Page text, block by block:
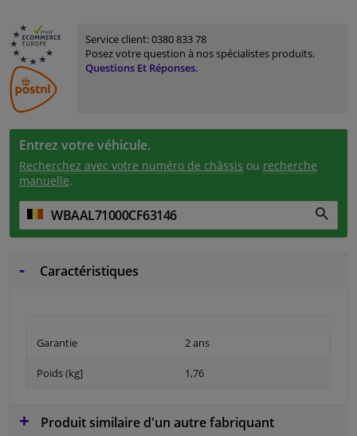
Service client:0380 833 78
Posez votre question à nos spécialistes produits.
Questions Et Réponses.
Entrez votre véhicule.
Recherchez avec votre numéro de châssis ou recherche
manuelle.
Caractéristiques
Garantie 2 ans
Poids (kg] 1,76
Produit similaire d'un autre fabriquant